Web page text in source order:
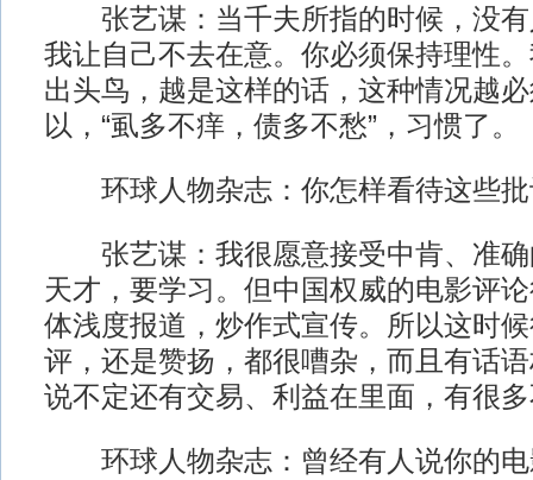
张艺谋：当千夫所指的时候，没有
我让自己不去在意。你必须保持理性
出头鸟，越是这样的话，这种情况越
以，“虱多不痒，债多不愁”，习惯了。
环球人物杂志：你怎样看待这些批
张艺谋：我很愿意接受中肯、准确
天才，要学习。但中国权威的电影评
体浅度报道，炒作式宣传。所以这时
评，还是赞扬，都很嘈杂，而且有话
说不定还有交易、利益在里面，有很
环球人物杂志：曾经有人说你的电